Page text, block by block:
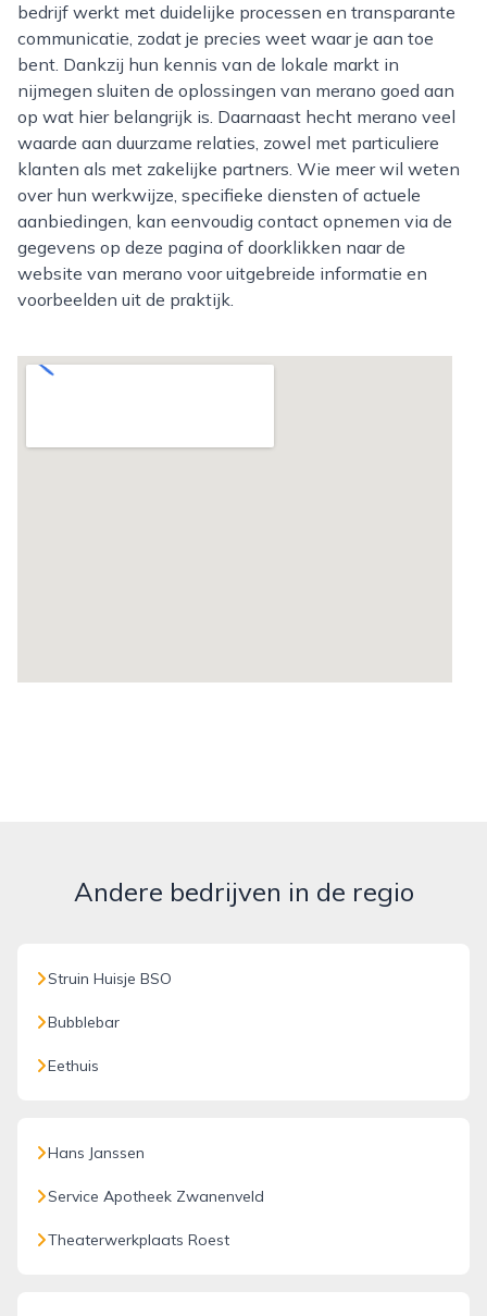
bedrijf werkt met duidelijke processen en transparante
communicatie, zodat je precies weet waar je aan toe
bent. Dankzij hun kennis van de lokale markt in
nijmegen sluiten de oplossingen van merano goed aan
op wat hier belangrijk is. Daarnaast hecht merano veel
waarde aan duurzame relaties, zowel met particuliere
klanten als met zakelijke partners. Wie meer wil weten
over hun werkwijze, specifieke diensten of actuele
aanbiedingen, kan eenvoudig contact opnemen via de
gegevens op deze pagina of doorklikken naar de
website van merano voor uitgebreide informatie en
voorbeelden uit de praktijk.
Andere bedrijven in de regio
Struin Huisje BSO
Bubblebar
Eethuis
Hans Janssen
Service Apotheek Zwanenveld
Theaterwerkplaats Roest